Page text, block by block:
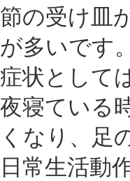
節の受け皿
が多いです。
症状として
夜寝ている
くなり、足
日常生活動